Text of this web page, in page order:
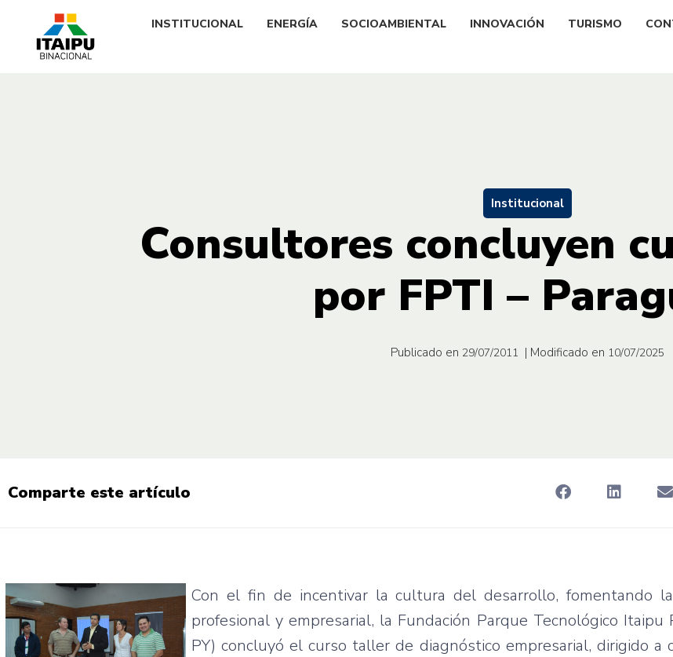
INSTITUCIONAL ENERGÍA SOCIOAMBIENTAL INNOVACIÓN TURISMO
Institucional
Consultores concluyen
por FPTI –
Publicado en 29/07/2011 | Modificado en 10/07/2025
Comparte este artículo
Con el fin de incentivarlacultura deldesarrollo,fomentando
profesional yempresarial, la Fundación Parque Tecnológico Itaipu
PY)concluyó elcurso taller de diagnóstico empresarial, dirigido a